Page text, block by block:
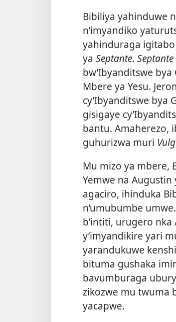
Bibiliya yahinduwe
n’imyandiko
yahinduraga
ya Septante. Septante
bw’Ibyanditswe
Mbere ya Yesu.
cy’Ibyanditswe bya
gisigaye
bantu. Amaherezo,
guhurizwa muri
Mu mizo ya mbere,
Yemwe na
agaciro, ihinduka
n’umubumbe
b’intiti, urugero
y’imyandikire yari
yarandukuwe
bituma gushaka
bavumburaga
zikozwe mu twuma
yacapwe.